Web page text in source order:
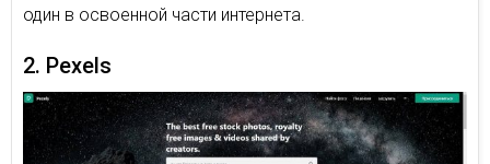
один в освоенной части интернета.
2. Pexels